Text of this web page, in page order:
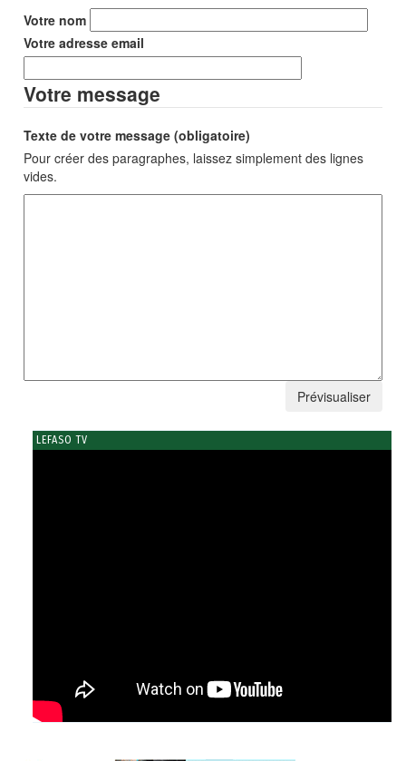
Votre nom
Votre adresse email
Votre message
Texte de votre message (obligatoire)
Pour créer des paragraphes, laissez simplement des lignes
vides.
LEFASO TV